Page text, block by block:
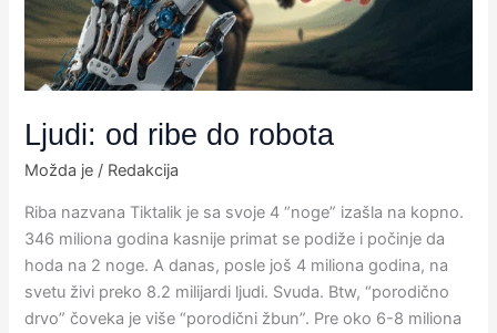
Ljudi: od ribe do robota
Možda je / Redakcija
Riba nazvana Tiktalik je sa svoje 4 “noge” izašla na kopno.
346 miliona godina kasnije primat se podiže i počinje da
hoda na 2 noge. A danas, posle još 4 miliona godina, na
svetu živi preko 8.2 milijardi ljudi. Svuda. Btw, “porodično
drvo” čoveka je više “porodični žbun”. Pre oko 6-8 miliona